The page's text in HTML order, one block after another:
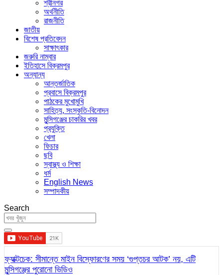
শ্রীনগর
অর্থনীতি
রাজনীতি
জাতীয়
বিশেষ প্রতিবেদন
সাক্ষাৎকার
জরুরি নাম্বার
ইতিহাসে বিক্রমপুর
অন্যান্য
আন্তর্জাতিক
প্রবাসে বিক্রমপুর
পাঠকের মুখোমুখি
সাহিত্য, সংস্কৃতি-বিনোদন
মুন্সিগঞ্জের চাকরির খবর
প্রযুক্তি
খেলা
ফিচার
ছবি
স্বাস্থ্য ও শিক্ষা
ধর্ম
English News
সম্পাদকীয়
Search
ফ্যাক্টচেক: সীমান্তে মাইন বিস্ফোরণের সময় ‘গুপ্তচর আটক’ নয়, এটি
মুন্সিগঞ্জের পুরোনো ভিডিও